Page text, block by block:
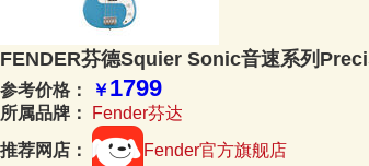
FENDER芬德Squier Sonic音速系列
参考价格： ￥1799
所属品牌：
Fender芬达
推荐网店：
Fender官方旗舰店